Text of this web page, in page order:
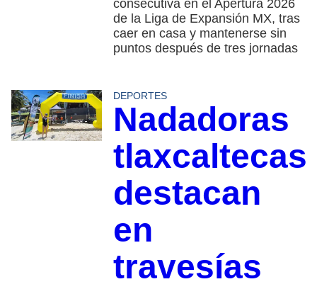
consecutiva en el Apertura 2026
de la Liga de Expansión MX, tras
caer en casa y mantenerse sin
puntos después de tres jornadas
DEPORTES
Nadadoras
tlaxcaltecas
destacan
en
travesías